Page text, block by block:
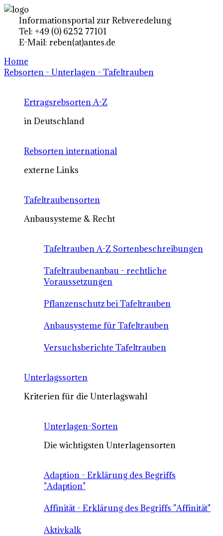
Informationsportal zur Rebveredelung
Tel: +49 (0) 6252 77101
E-Mail: reben(at)antes.de
Home
Rebsorten - Unterlagen - Tafeltrauben
Ertragsrebsorten A-Z
in Deutschland
Rebsorten international
externe Links
Tafeltraubensorten
Anbausysteme & Recht
Tafeltrauben A-Z Sortenbeschreibungen
Tafeltraubenanbau - rechtliche
Voraussetzungen
Pflanzenschutz bei Tafeltrauben
Anbausysteme für Tafeltrauben
Versuchsberichte Tafeltrauben
Unterlagssorten
Kriterien für die Unterlagswahl
Unterlagen-Sorten
Die wichtigsten Unterlagensorten
Adaption - Erklärung des Begriffs
"Adaption"
Affinität - Erklärung des Begriffs "Affinität"
Aktivkalk